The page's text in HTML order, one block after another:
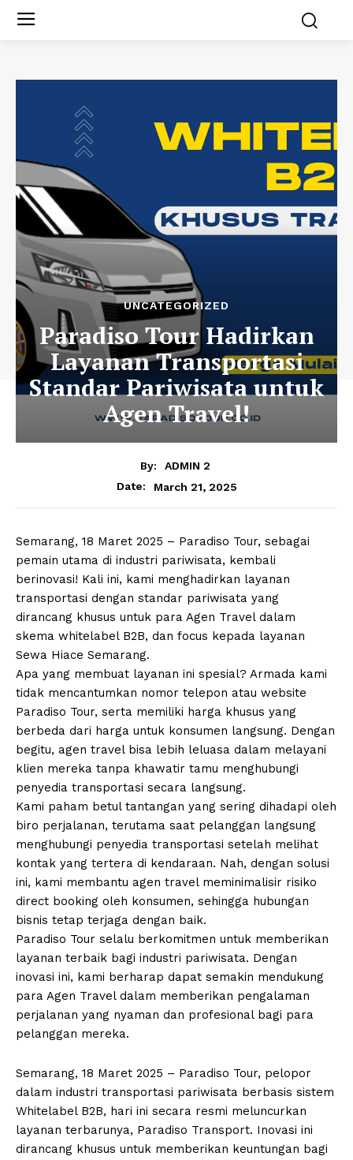
UNCATEGORIZED
Paradiso Tour Hadirkan
Layanan Transportasi
Standar Pariwisata untuk
Agen Travel!
By:
ADMIN 2
Date:
March 21, 2025
Semarang, 18 Maret 2025 – Paradiso Tour, sebagai
pemain utama di industri pariwisata, kembali
berinovasi! Kali ini, kami menghadirkan layanan
transportasi dengan standar pariwisata yang
dirancang khusus untuk para Agen Travel dalam
skema whitelabel B2B, dan focus kepada layanan
Sewa Hiace Semarang.
Apa yang membuat layanan ini spesial? Armada kami
tidak mencantumkan nomor telepon atau website
Paradiso Tour, serta memiliki harga khusus yang
berbeda dari harga untuk konsumen langsung. Dengan
begitu, agen travel bisa lebih leluasa dalam melayani
klien mereka tanpa khawatir tamu menghubungi
penyedia transportasi secara langsung.
Kami paham betul tantangan yang sering dihadapi oleh
biro perjalanan, terutama saat pelanggan langsung
menghubungi penyedia transportasi setelah melihat
kontak yang tertera di kendaraan. Nah, dengan solusi
ini, kami membantu agen travel meminimalisir risiko
direct booking oleh konsumen, sehingga hubungan
bisnis tetap terjaga dengan baik.
Paradiso Tour selalu berkomitmen untuk memberikan
layanan terbaik bagi industri pariwisata. Dengan
inovasi ini, kami berharap dapat semakin mendukung
para Agen Travel dalam memberikan pengalaman
perjalanan yang nyaman dan profesional bagi para
pelanggan mereka.
Semarang, 18 Maret 2025 – Paradiso Tour, pelopor
dalam industri transportasi pariwisata berbasis sistem
Whitelabel B2B, hari ini secara resmi meluncurkan
layanan terbarunya, Paradiso Transport. Inovasi ini
dirancang khusus untuk memberikan keuntungan bagi